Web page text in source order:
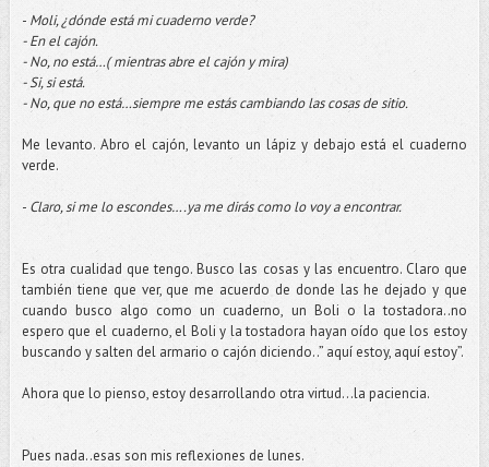
- Moli, ¿dónde está mi cuaderno verde?
- En el cajón.
- No, no está…( mientras abre el cajón y mira)
- Si, si está.
- No, que no está…siempre me estás cambiando las cosas de sitio.
Me levanto. Abro el cajón, levanto un lápiz y debajo está el cuaderno
verde.
- Claro, si me lo escondes….ya me dirás como lo voy a encontrar.
Es otra cualidad que tengo. Busco las cosas y las encuentro. Claro que
también tiene que ver, que me acuerdo de donde las he dejado y que
cuando busco algo como un cuaderno, un Boli o la tostadora..no
espero que el cuaderno, el Boli y la tostadora hayan oído que los estoy
buscando y salten del armario o cajón diciendo..” aquí estoy, aquí estoy”.
Ahora que lo pienso, estoy desarrollando otra virtud...la paciencia.
Pues nada..esas son mis reflexiones de lunes.